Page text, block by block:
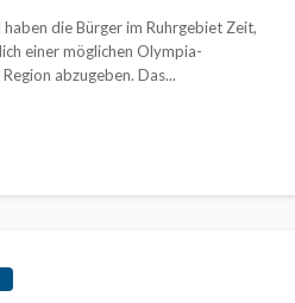
die Bürger im Ruhrgebiet Zeit,
einer möglichen Olympia-
abzugeben. Das...